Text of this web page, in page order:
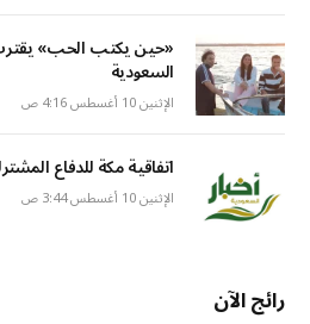
«حين يكتب الحب»
السعودية
الإثنين 10 أغسطس 4:16 ص
اتفاقية مكة للدفاع
الإثنين 10 أغسطس 3:44 ص
رائج الآن